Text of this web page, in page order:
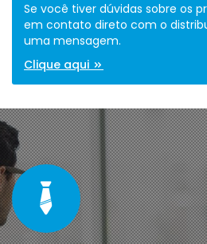
Se você tiver dúvidas sobre os
em contato direto com o
uma mensagem.
Clique aqui